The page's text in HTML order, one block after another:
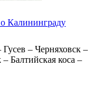
Калининграду
– Черняховск –
Балтийская коса –